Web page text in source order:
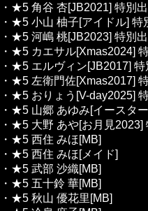
・★5 角谷 杏[JB2021] 特別
・★5 小山 柚子[アイドル] 特
・★5 河嶋 桃[JB2023] 特別
・★5 カエサル[Xmas2024]
・★5 エルヴィン[JB2017] 特
・★5 左衛門佐[Xmas2017]
・★5 おりょう[V-day2025]
・★5 山郷 あゆみ[イースタ
・★5 大野 あや[お月見2023]
・★5 西住 みほ[MB]
・★5 西住 みほ[メイド]
・★5 武部 沙織[MB]
・★5 五十鈴 華[MB]
・★5 秋山 優花里[MB]